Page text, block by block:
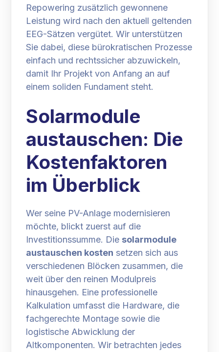
Repowering zusätzlich gewonnene
Leistung wird nach den aktuell geltenden
EEG-Sätzen vergütet. Wir unterstützen
Sie dabei, diese bürokratischen Prozesse
einfach und rechtssicher abzuwickeln,
damit Ihr Projekt von Anfang an auf
einem soliden Fundament steht.
Solarmodule
austauschen: Die
Kostenfaktoren
im Überblick
Wer seine PV-Anlage modernisieren
möchte, blickt zuerst auf die
Investitionssumme. Die solarmodule
austauschen kosten setzen sich aus
verschiedenen Blöcken zusammen, die
weit über den reinen Modulpreis
hinausgehen. Eine professionelle
Kalkulation umfasst die Hardware, die
fachgerechte Montage sowie die
logistische Abwicklung der
Altkomponenten. Wir betrachten jedes